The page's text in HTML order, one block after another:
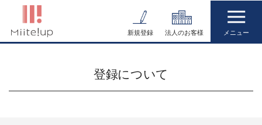
テ
新規登録 法人のお客様
登録について